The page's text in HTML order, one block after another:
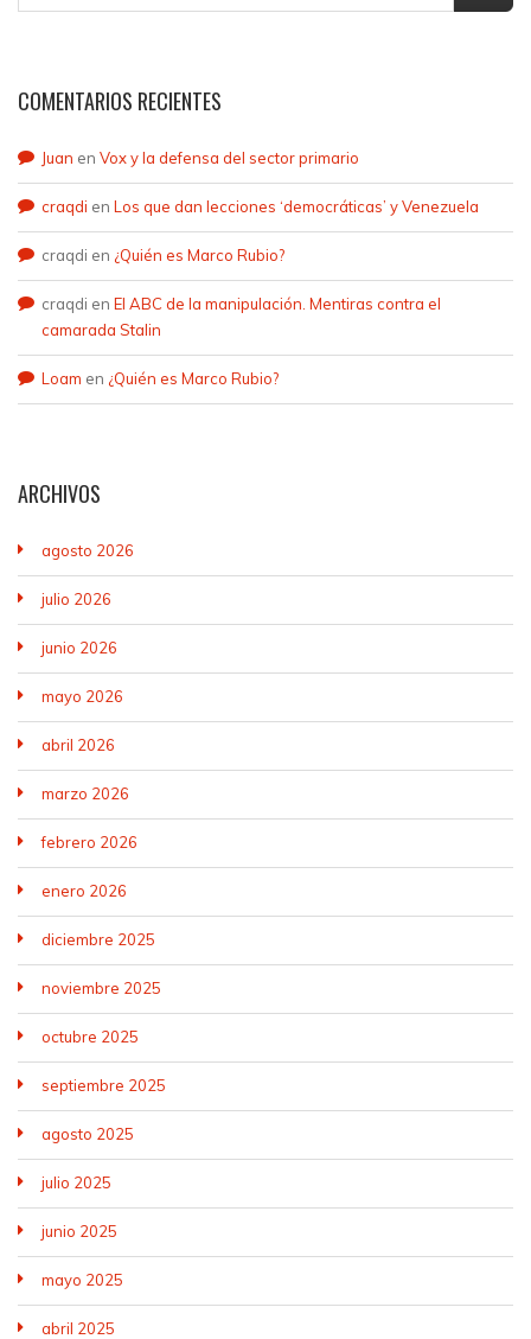
COMENTARIOS RECIENTES
Juan en Vox y la defensa del sector primario
craqdi en Los que dan lecciones ‘democráticas’ y Venezuela
craqdi en ¿Quién es Marco Rubio?
craqdi en El ABC de la manipulación. Mentiras contra el
camarada Stalin
Loam en ¿Quién es Marco Rubio?
ARCHIVOS
agosto 2026
julio 2026
junio 2026
mayo 2026
abril 2026
marzo 2026
febrero 2026
enero 2026
diciembre 2025
noviembre 2025
octubre 2025
septiembre 2025
agosto 2025
julio 2025
junio 2025
mayo 2025
abril 2025